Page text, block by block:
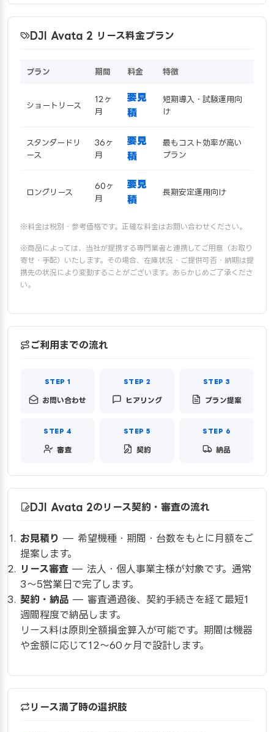
DJI Avata 2 リース料金プラン
プラン 期間 料金 特徴
ショートリース
12ヶ
月
要見
積
短期導入・試験運用向
け
スタンダードリ
ース
36ヶ
月
要見
積
最もコスト効率が高い
プラン
ロングリース
60ヶ
月
要見
積
長期安定運用向け
※料金は税別・参考価格です。正確な料金はお問い合わせください。
※商品によっては、当社が提携する専門業者と連携してご用意（お取り
寄せ・手配）いたします。その場合、在庫状況・ご提供可否・納期は提
携先の状況により変動することがございます。あらかじめご了承くださ
い。
ご利用までの流れ
お問い合わせ ヒアリング プラン提案
審査 契約 納品
DJI Avata 2のリース契約・審査の流れ
お見積り — 希望機種・期間・台数をもとに月額をご
提案します。
リース審査 — 法人・個人事業主様が対象です。通常
3〜5営業日で完了します。
契約・納品 — 審査通過後、契約手続きを経て最短1
週間程度で納品します。
リース料は原則全額損金算入が可能です。期間は機器
や金額に応じて12〜60ヶ月で設計します。
リース満了時の選択肢